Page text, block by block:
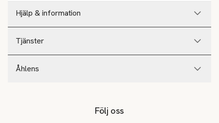
Hjälp & information
Tjänster
Åhlens
Följ oss